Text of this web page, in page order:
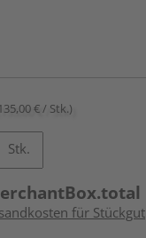
€ / Stk.)
Stk.
für Stückgut